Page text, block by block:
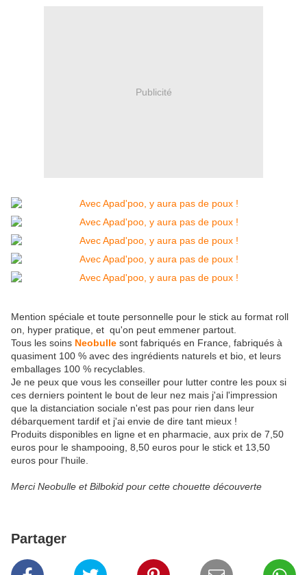
Publicité
Mention spéciale et toute personnelle pour le stick au format roll
on, hyper pratique, et qu'on peut emmener partout.
Tous les soins Neobulle sont fabriqués en France, fabriqués à
quasiment 100 % avec des ingrédients naturels et bio, et leurs
emballages 100 % recyclables.
Je ne peux que vous les conseiller pour lutter contre les poux si
ces derniers pointent le bout de leur nez mais j'ai l'impression
que la distanciation sociale n'est pas pour rien dans leur
débarquement tardif et j'ai envie de dire tant mieux !
Produits disponibles en ligne et en pharmacie, aux prix de 7,50
euros pour le shampooing, 8,50 euros pour le stick et 13,50
euros pour l'huile.
Merci Neobulle et Bilbokid pour cette chouette découverte
Partager